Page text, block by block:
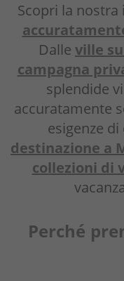
Scopri la nostra
Dalle ville
campagna
splendide
accuratamente
esigenze
destinazione a
collezioni di
Perché